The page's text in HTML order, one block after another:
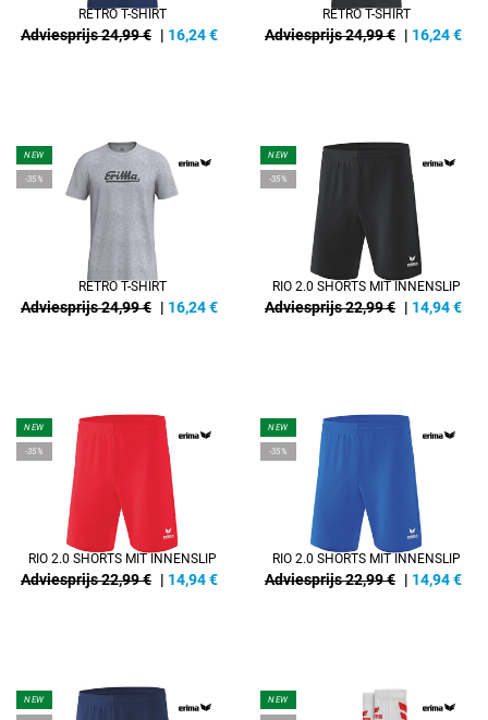
RETRO T-SHIRT
Adviesprijs 24,99 € | 16,24€
RETRO T-SHIRT
Adviesprijs 24,99 € | 16,24€
NEW
-35%
RETRO T-SHIRT
Adviesprijs 24,99 € | 16,24€
NEW
-35%
RIO 2.0 SHORTS MIT INNENSLIP
Adviesprijs 22,99 € | 14,94€
NEW
-35%
RIO 2.0 SHORTS MIT INNENSLIP
Adviesprijs 22,99 € | 14,94€
NEW
-35%
RIO 2.0 SHORTS MIT INNENSLIP
Adviesprijs 22,99 € | 14,94€
NEW NEW